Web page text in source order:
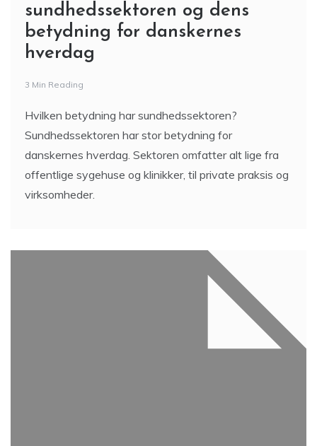
sundhedssektoren og dens
betydning for danskernes
hverdag
3 Min Reading
Hvilken betydning har sundhedssektoren?
Sundhedssektoren har stor betydning for
danskernes hverdag. Sektoren omfatter alt lige fra
offentlige sygehuse og klinikker, til private praksis og
virksomheder.